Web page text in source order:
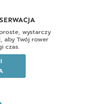
wystarczy
aby Twój rower
czas.